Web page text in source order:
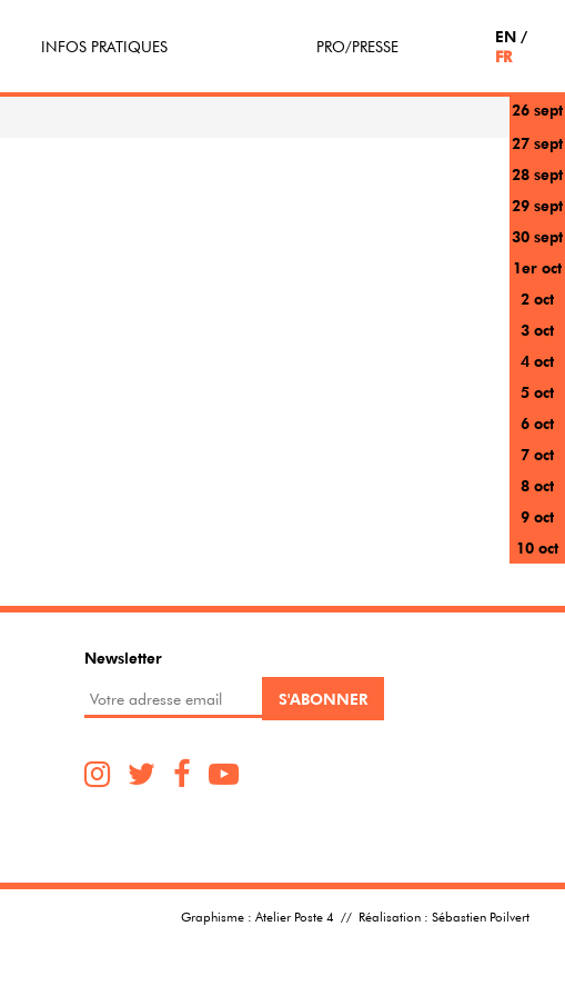
INFOS PRATIQUES PRO/PRESSE
EN
FR
26 sept
27 sept
28 sept
29 sept
30 sept
1er oct
2 oct
3 oct
4 oct
5 oct
6 oct
7 oct
8 oct
9 oct
10 oct
Newsletter
Graphisme : Atelier Poste 4 // Réalisation : Sébastien Poilvert